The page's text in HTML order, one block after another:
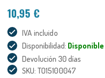
10,95 €
IVA incluido
Disponibilidad: Disponible
Devolución 30 días
SKU: TO15100047